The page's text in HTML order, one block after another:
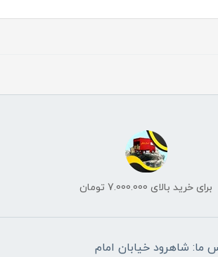
برای خرید بالای 7.000.000 تومان
ما: شاهرود خیابان امام